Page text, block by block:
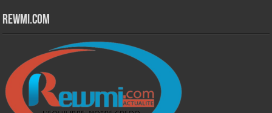
Rewmi.Com